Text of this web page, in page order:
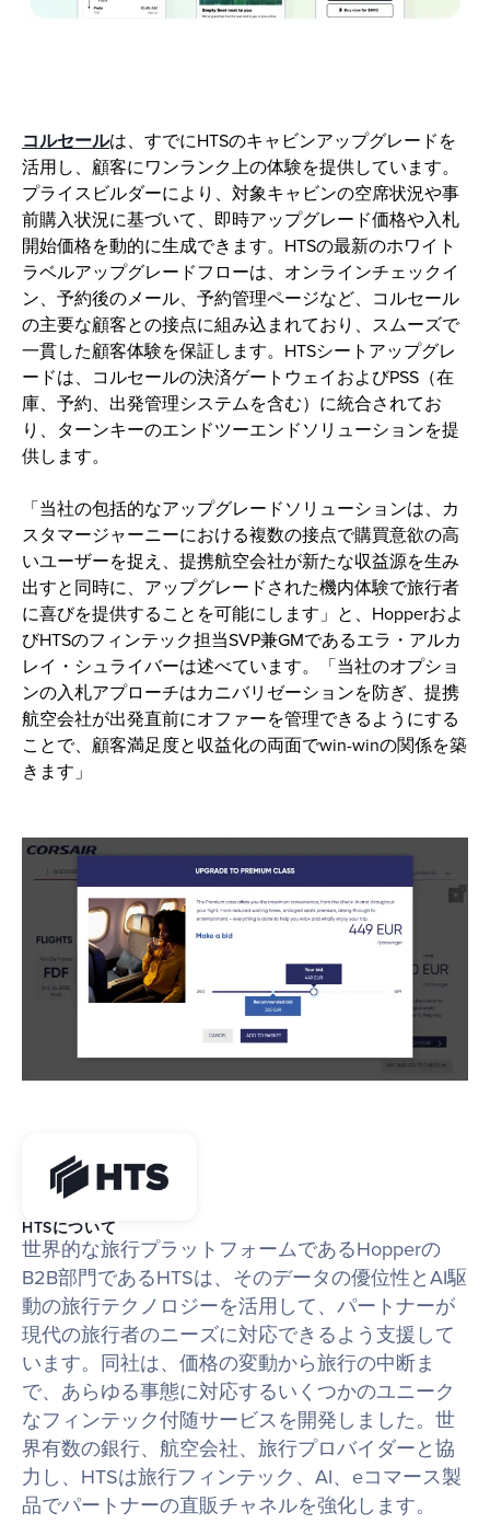
コルセールは、すでにHTSのキャビンアップグレードを
活用し、顧客にワンランク上の体験を提供しています。
プライスビルダーにより、対象キャビンの空席状況や事
前購入状況に基づいて、即時アップグレード価格や入札
開始価格を動的に生成できます。HTSの最新のホワイト
ラベルアップグレードフローは、オンラインチェックイ
ン、予約後のメール、予約管理ページなど、コルセール
の主要な顧客との接点に組み込まれており、スムーズで
一貫した顧客体験を保証します。HTSシートアップグレ
ードは、コルセールの決済ゲートウェイおよびPSS（在
庫、予約、出発管理システムを含む）に統合されてお
り、ターンキーのエンドツーエンドソリューションを提
供します。
「当社の包括的なアップグレードソリューションは、カ
スタマージャーニーにおける複数の接点で購買意欲の高
いユーザーを捉え、提携航空会社が新たな収益源を生み
出すと同時に、アップグレードされた機内体験で旅行者
に喜びを提供することを可能にします」と、Hopperおよ
びHTSのフィンテック担当SVP兼GMであるエラ・アルカ
レイ・シュライバーは述べています。「当社のオプショ
ンの入札アプローチはカニバリゼーションを防ぎ、提携
航空会社が出発直前にオファーを管理できるようにする
ことで、顧客満足度と収益化の両面でwin-winの関係を築
きます」
HTSについて
世界的な旅行プラットフォームであるHopperの
B2B部門であるHTSは、そのデータの優位性とAI駆
動の旅行テクノロジーを活用して、パートナーが
現代の旅行者のニーズに対応できるよう支援して
います。同社は、価格の変動から旅行の中断ま
で、あらゆる事態に対応するいくつかのユニーク
なフィンテック付随サービスを開発しました。世
界有数の銀行、航空会社、旅行プロバイダーと協
力し、HTSは旅行フィンテック、AI、eコマース製
品でパートナーの直販チャネルを強化します。